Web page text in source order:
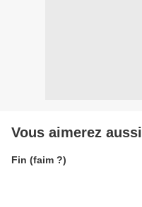
Vous aimerez aussi
Fin (faim ?)